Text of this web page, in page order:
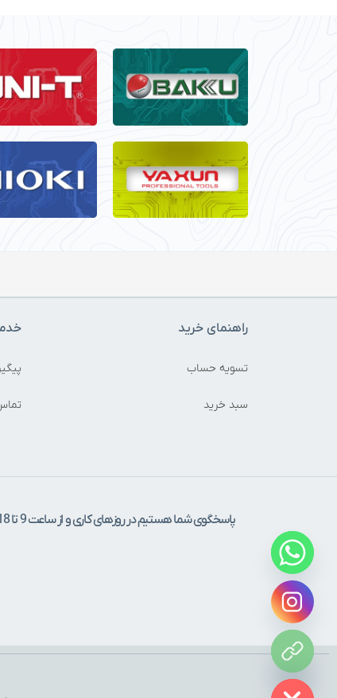
راهنمای خرید
تسویه حساب
سبد خرید
پاسخگوی شما هستیم در روزهای کاری و از ساعت 9 تا 18
Hide